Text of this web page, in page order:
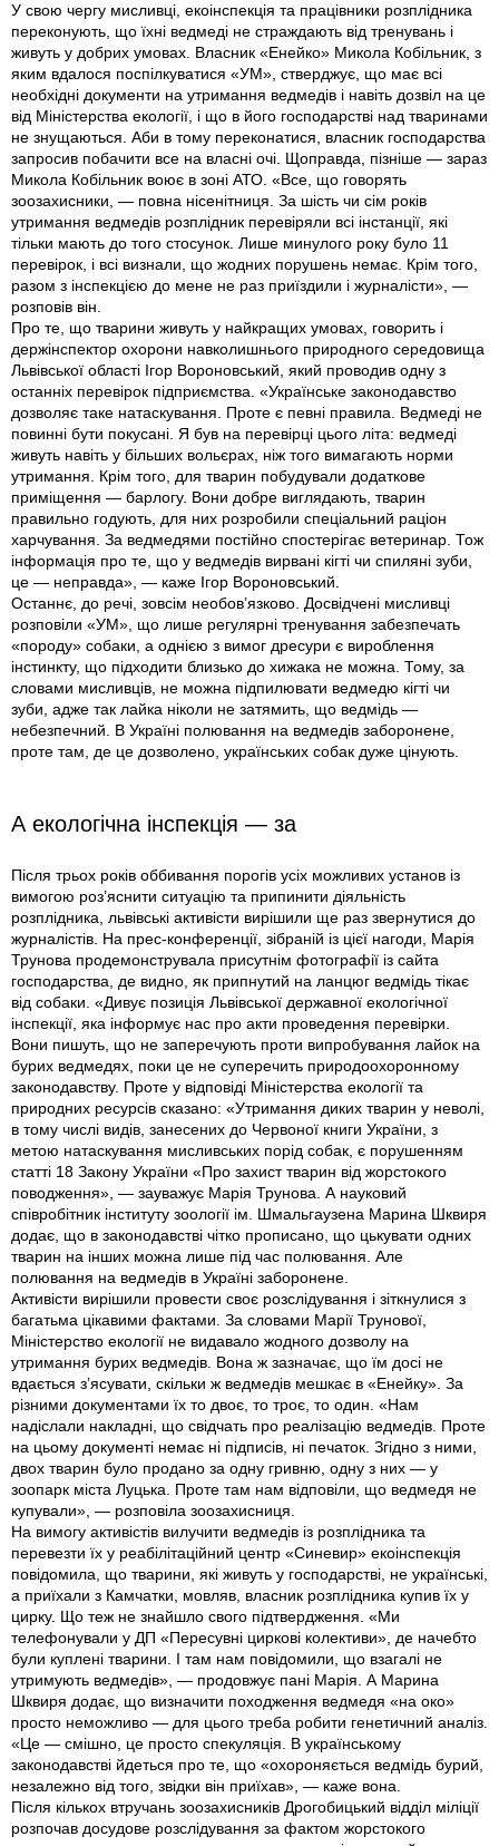
У свою чергу мисливці, екоінспекція та працівники розплідника
переконують, що їхні ведмеді не страждають від тренувань і
живуть у добрих умовах. Власник «Енейко» Микола Кобільник, з
яким вдалося поспілкуватися «УМ», стверджує, що має всі
необхідні документи на утримання ведмедів і навіть дозвіл на це
від Міністерства екології, і що в його господарстві над тваринами
не знущаються. Аби в тому переконатися, власник господарства
запросив побачити все на власні очі. Щоправда, пізніше — зараз
Микола Кобільник воює в зоні АТО. «Все, що говорять
зоозахисники, — повна нісенітниця. За шість чи сім років
утримання ведмедів розплідник перевіряли всі інстанції, які
тільки мають до того стосунок. Лише минулого року було 11
перевірок, і всі визнали, що жодних порушень немає. Крім того,
разом з інспекцією до мене не раз приїздили і журналісти», —
розповів він.
Про те, що тварини живуть у найкращих умовах, говорить і
держінспектор охорони навколишнього природного середовища
Львівської області Ігор Вороновський, який проводив одну з
останніх перевірок підприємства. «Українське законодавство
дозволяє таке натаскування. Проте є певні правила. Ведмеді не
повинні бути покусані. Я був на перевірці цього літа: ведмеді
живуть навіть у більших вольєрах, ніж того вимагають норми
утримання. Крім того, для тварин побудували додаткове
приміщення — барлогу. Вони добре виглядають, тварин
правильно годують, для них розробили спеціальний раціон
харчування. За ведмедями постійно спостерігає ветеринар. Тож
інформація про те, що у ведмедів вирвані кігті чи спиляні зуби,
це — неправда», — каже Ігор Вороновський.
Останнє, до речі, зовсім необов’язково. Досвідчені мисливці
розповіли «УМ», що лише регулярні тренування забезпечать
«породу» собаки, а однією з вимог дресури є вироблення
інстинкту, що підходити близько до хижака не можна. Тому, за
словами мисливців, не можна підпилювати ведмедю кігті чи
зуби, адже так лайка ніколи не затямить, що ведмідь —
небезпечний. В Україні полювання на ведмедів заборонене,
проте там, де це дозволено, українських собак дуже цінують.
А екологічна інспекція — за
Після трьох років оббивання порогів усіх можливих установ iз
вимогою роз’яснити ситуацію та припинити діяльність
розплідника, львівські активісти вирішили ще раз звернутися до
журналістів. На прес-конференції, зібраній iз цієї нагоди, Марія
Трунова продемонструвала присутнім фотографії iз сайта
господарства, де видно, як припнутий на ланцюг ведмідь тікає
від собаки. «Дивує позиція Львівської державної екологічної
інспекції, яка інформує нас про акти проведення перевірки.
Вони пишуть, що не заперечують проти випробування лайок на
бурих ведмедях, поки це не суперечить природоохоронному
законодавству. Проте у відповіді Міністерства екології та
природних ресурсів сказано: «Утримання диких тварин у неволі,
в тому числі видів, занесених до Червоної книги України, з
метою натаскування мисливських порід собак, є порушенням
статті 18 Закону України «Про захист тварин від жорстокого
поводження», — зауважує Марія Трунова. А науковий
співробітник інституту зоології ім. Шмальгаузена Марина Шквиря
додає, що в законодавстві чітко прописано, що цькувати одних
тварин на інших можна лише під час полювання. Але
полювання на ведмедів в Україні заборонене.
Активісти вирішили провести своє розслідування і зіткнулися з
багатьма цікавими фактами. За словами Марії Трунової,
Міністерство екології не видавало жодного дозволу на
утримання бурих ведмедів. Вона ж зазначає, що їм досі не
вдається з’ясувати, скільки ж ведмедів мешкає в «Енейку». За
різними документами їх то двоє, то троє, то один. «Нам
надіслали накладні, що свідчать про реалізацію ведмедів. Проте
на цьому документі немає ні підписів, ні печаток. Згідно з ними,
двох тварин було продано за одну гривню, одну з них — у
зоопарк міста Луцька. Проте там нам відповіли, що ведмедя не
купували», — розповіла зоозахисниця.
На вимогу активістів вилучити ведмедів iз розплідника та
перевезти їх у реабілітаційний центр «Синевир» екоінспекція
повідомила, що тварини, які живуть у господарстві, не українські,
а приїхали з Камчатки, мовляв, власник розплідника купив їх у
цирку. Що теж не знайшло свого підтвердження. «Ми
телефонували у ДП «Пересувні циркові колективи», де начебто
були куплені тварини. І там нам повідомили, що взагалі не
утримують ведмедів», — продовжує пані Марія. А Марина
Шквиря додає, що визначити походження ведмедя «на око»
просто неможливо — для цього треба робити генетичний аналіз.
«Це — смішно, це просто спекуляція. В українському
законодавстві йдеться про те, що «охороняється ведмідь бурий,
незалежно від того, звідки він приїхав», — каже вона.
Після кількох втручань зоозахисників Дрогобицький відділ міліції
розпочав досудове розслідування за фактом жорстокого